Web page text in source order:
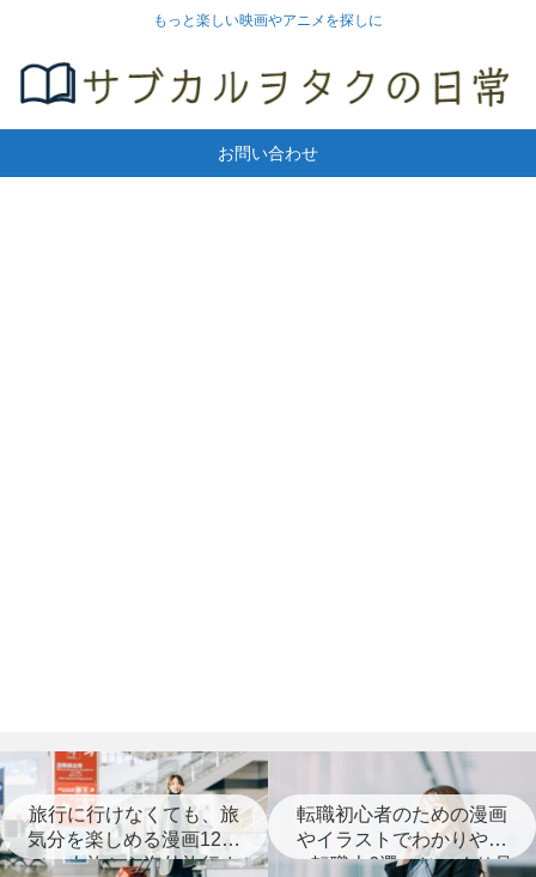
もっと楽しい映画やアニメを探しに
お問い合わせ
旅行に行けなくても、旅
気分を楽しめる漫画12選
（一人旅から海外旅行ま
転職初心者のための漫画
やイラストでわかりやす
い転職本6選＋じっくり見